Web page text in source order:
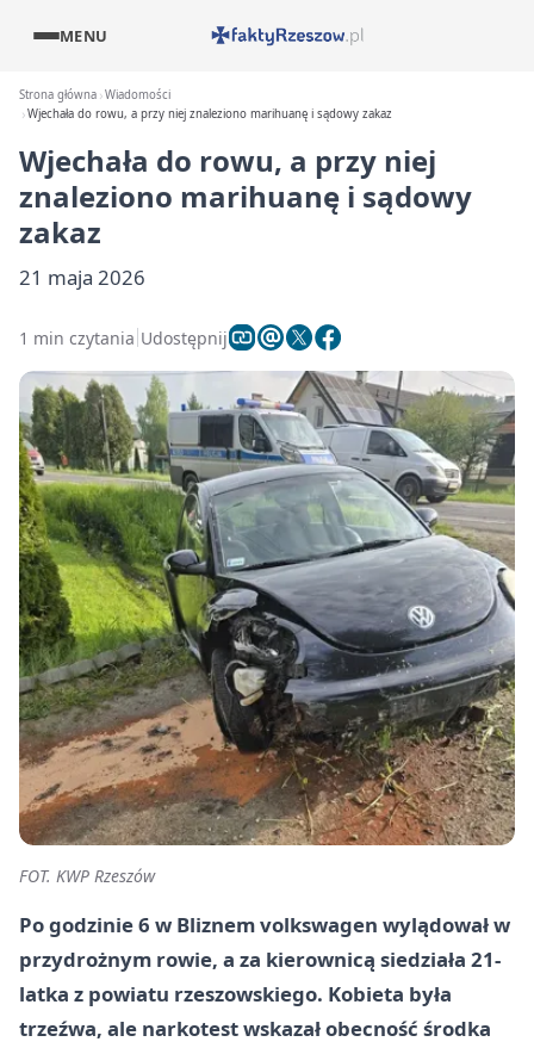
MENU
Strona główna Wiadomości
Wjechała do rowu, a przy niej znaleziono marihuanę i sądowy zakaz
Wjechała do rowu, a przy niej
znaleziono marihuanę i sądowy
zakaz
21 maja 2026
1 min czytania Udostępnij
FOT. KWP Rzeszów
Po godzinie 6 w Bliznem volkswagen wylądował w
przydrożnym rowie, a za kierownicą siedziała 21-
latka z powiatu rzeszowskiego. Kobieta była
trzeźwa, ale narkotest wskazał obecność środka